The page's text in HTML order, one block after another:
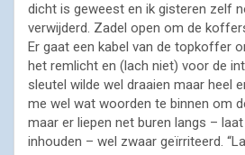
dicht is geweest en ik gisteren zelf
verwijderd. Zadel open om de
Er gaat een kabel van de topkoffer
het remlicht en (lach niet) voor de
sleutel wilde wel draaien maar heel
me wel wat woorden te binnen om
maar er liepen net buren langs –
inhouden – wel zwaar geïrriteerd.